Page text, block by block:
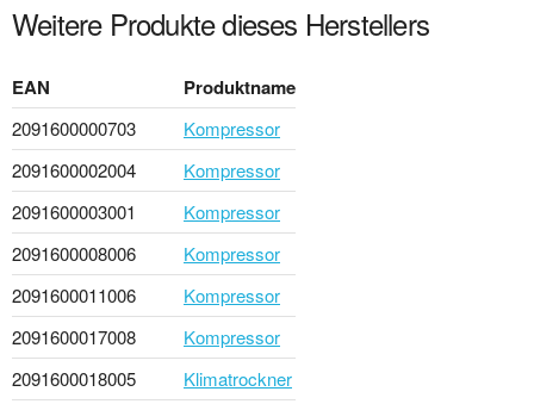
Weitere Produkte dieses Herstellers
EAN Produktname
2091600000703
Kompressor
2091600002004
Kompressor
2091600003001
Kompressor
2091600008006
Kompressor
2091600011006
Kompressor
2091600017008
Kompressor
2091600018005
Klimatrockner